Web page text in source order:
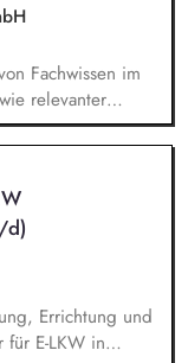
Fachwissen im
relevanter
Prüfungen
und
(z.B. ISO 15118).
d)
Errichtung und
E-LKW in